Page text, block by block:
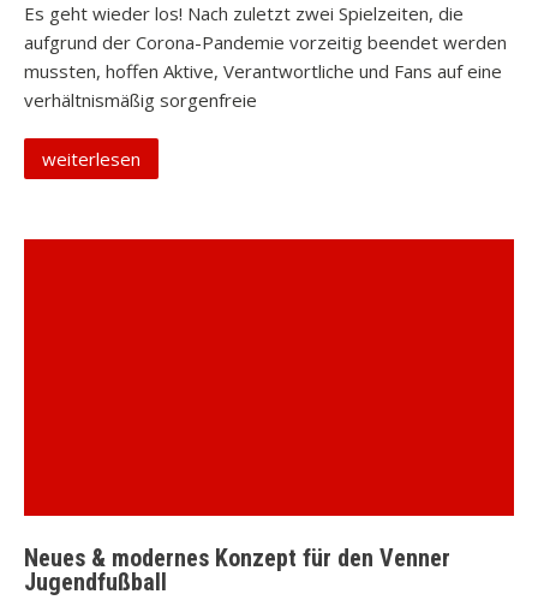
Es geht wieder los! Nach zuletzt zwei Spielzeiten, die
aufgrund der Corona-Pandemie vorzeitig beendet werden
mussten, hoffen Aktive, Verantwortliche und Fans auf eine
verhältnismäßig sorgenfreie
weiterlesen
Neues & modernes Konzept für den Venner
Jugendfußball